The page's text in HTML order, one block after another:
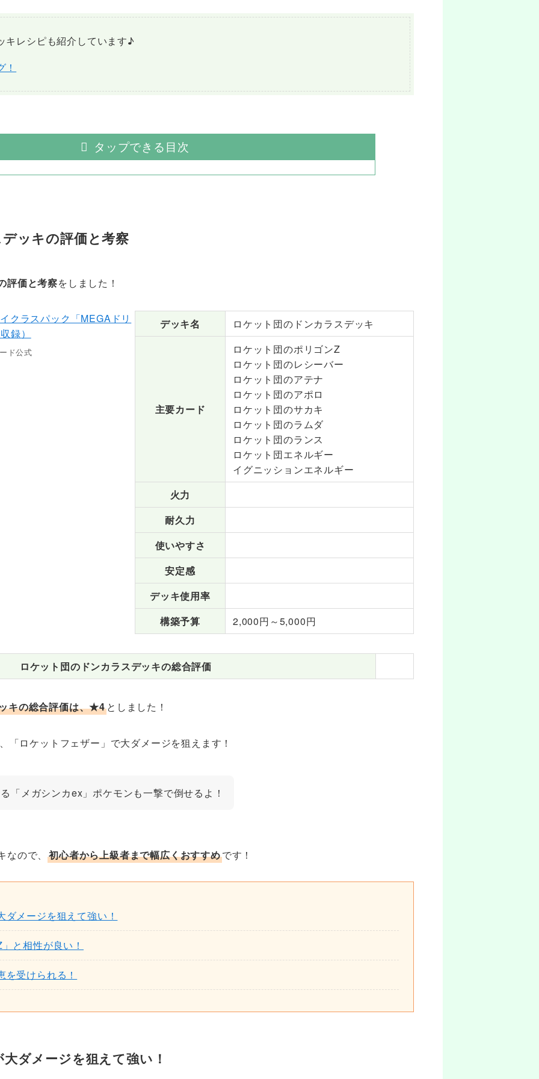
キレシピも紹介しています♪
タップできる目次
ッキの評価と考察
評価と考察をしました！
ド公式
デッキ名 ロケット団のドンカラスデッキ
主要カード
ロケット団のポリゴンZ
ロケット団のレシーバー
ロケット団のアテナ
ロケット団のアポロ
ロケット団のサカキ
ロケット団のラムダ
ロケット団のランス
ロケット団エネルギー
イグニッションエネルギー
火力
耐久力
使いやすさ
安定感
デッキ使用率
構築予算
2,000円～5,000円
ロケット団のドンカラスデッキの総合評価
キの総合評価は、★4としました！
「ロケットフェザー」で大ダメージを狙えます！
「メガシンカex」ポケモンも一撃で倒せるよ！
なので、初心者から上級者まで幅広くおすすめです！
メージを狙えて強い！
と相性が良い！
受けられる！
ダメージを狙えて強い！